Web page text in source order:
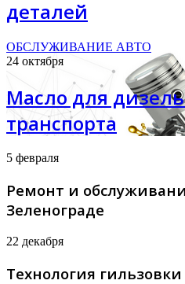
деталей
ОБСЛУЖИВАНИЕ АВТО
24 октября
Масло для
транспорта
5 февраля
Ремонт и
Зеленограде
22 декабря
Технология